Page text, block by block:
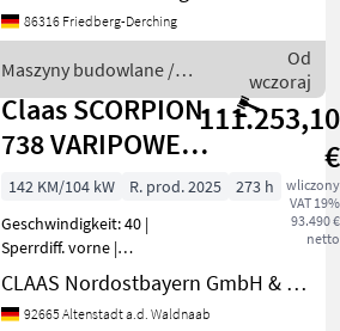
Zustand-Bereifung (h): 100
km/h, Trag
86316 Friedberg-Derching
Maszyny budowlane /
JCB
Od
wczoraj
Claas SCORPION
738 VARIPOWER
2
111.253,10
€
wliczony
VAT 19%
93.490 €
netto
142 KM/104 kW R. prod. 2025
273 h
Geschwindigkeit: 40 |
Sperrdiff. vorne |
Steuergerät dw | Wird am
19.08.2026 auf ab-
auction.com versteigert: -
CLAAS Nordostbayern GmbH & Co. KG, Altenstadt
92665 Altenstadt a.d. Waldnaab